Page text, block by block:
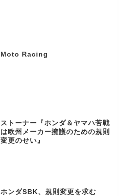
Moto Racing
ストーナー『ホンダ＆ヤマハ苦戦
は欧州メーカー擁護のための規則
変更のせい』
ホンダSBK、規則変更を求む